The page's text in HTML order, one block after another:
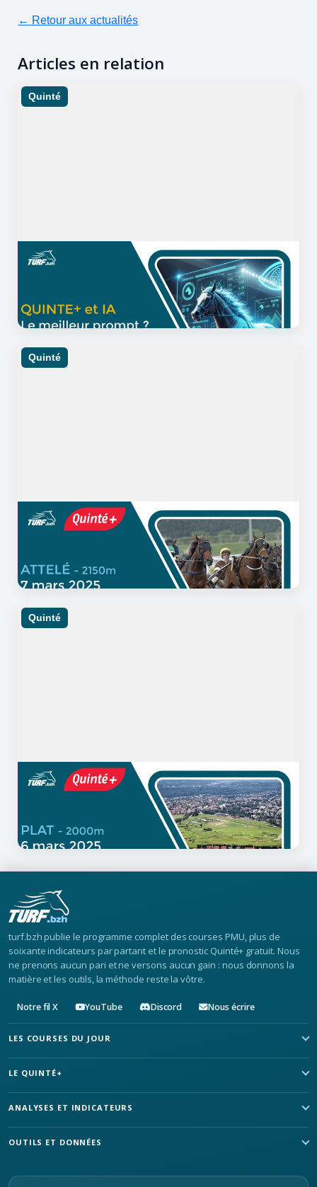
← Retour aux actualités
Articles en relation
Quinté
04/10/2025 18 minutes de lecture
Pronostic IA : Comment rédiger
un prompt Quinté ?
Quinté
07/03/2025 12 minutes de lecture
Quinté Saint-Cloud : Analyse et
Pronostic du 7 mars 2025
Quinté
06/03/2025 10 minutes de lecture
Quinté Saint-Cloud : Analyse et
Pronostic du 6 mars 2025
turf.bzh publie le programme complet des courses PMU, plus de
soixante indicateurs par partant et le pronostic Quinté+ gratuit. Nous
ne prenons aucun pari et ne versons aucun gain : nous donnons la
matière et les outils, la méthode reste la vôtre.
Notre fil X YouTube Discord Nous écrire
LES COURSES DU JOUR
LE QUINTÉ+
ANALYSES ET INDICATEURS
OUTILS ET DONNÉES